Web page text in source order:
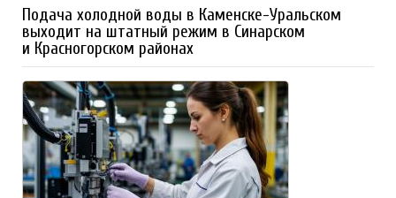
Подача холодной воды в Каменске-Уральском
выходит на штатный режим в Синарском
и Красногорском районах